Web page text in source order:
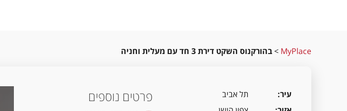
MyPlace
>בהורקנוס השקט דירת 3 חד עם מעלית וחניה
עיר
תל אביב
פרטים נוספים